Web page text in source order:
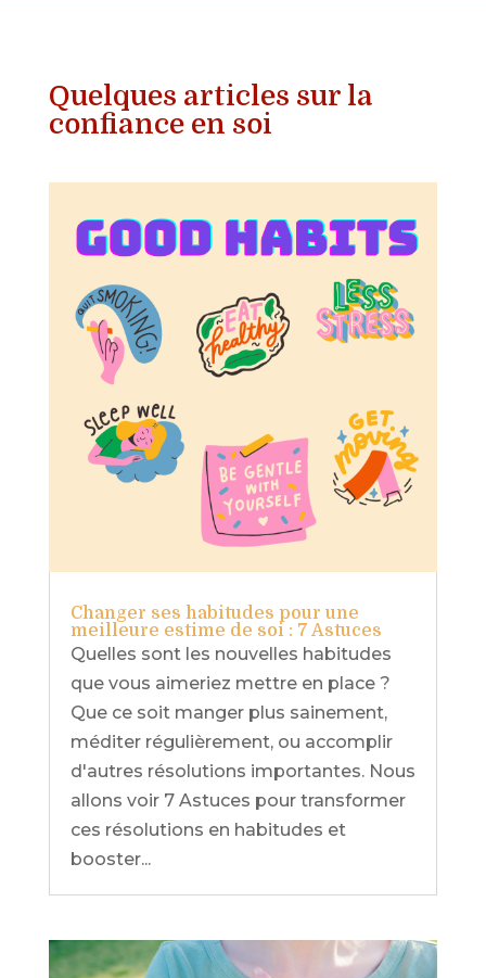
Quelques articles sur la
confiance en soi
Changer ses habitudes pour une
meilleure estime de soi : 7 Astuces
Quelles sont les nouvelles habitudes
que vous aimeriez mettre en place ?
Que ce soit manger plus sainement,
méditer régulièrement, ou accomplir
d'autres résolutions importantes. Nous
allons voir 7 Astuces pour transformer
ces résolutions en habitudes et
booster...